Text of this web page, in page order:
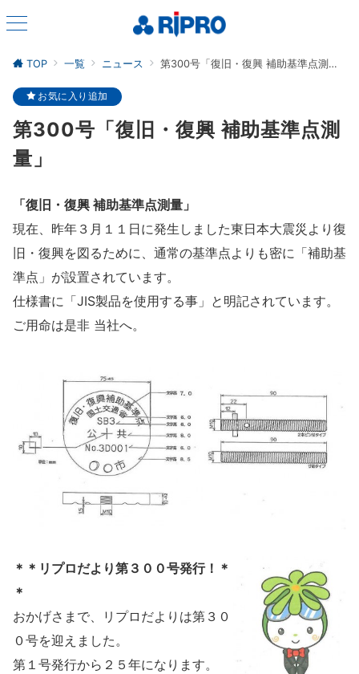
TOP 一覧 ニュース 第300号「復旧・復興 補助基準点測量」
お気に入り追加
第300号「復旧・復興 補助基準点測
量」
「復旧・復興 補助基準点測量」
現在、昨年３月１１日に発生しました東日本大震災より復
旧・復興を図るために、通常の基準点よりも密に「補助基
準点」が設置されています。
仕様書に「JIS製品を使用する事」と明記されています。
ご用命は是非 当社へ。
＊＊リプロだより第３００号発行！＊
＊
おかげさまで、リプロだよりは第３０
０号を迎えました。
第１号発行から２５年になります。